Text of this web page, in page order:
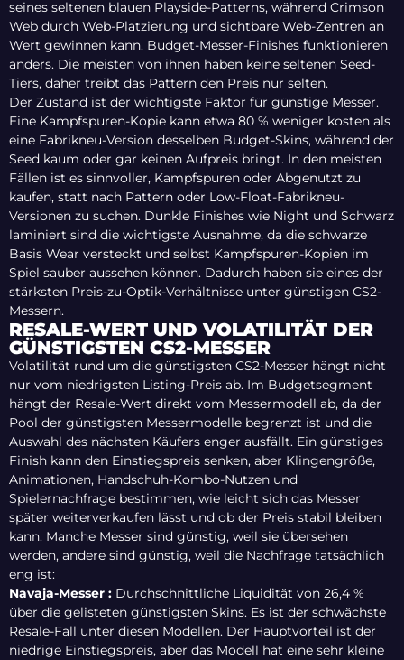
seines seltenen blauen Playside-Patterns, während Crimson
Web durch Web-Platzierung und sichtbare Web-Zentren an
Wert gewinnen kann. Budget-Messer-Finishes funktionieren
anders. Die meisten von ihnen haben keine seltenen Seed-
Tiers, daher treibt das Pattern den Preis nur selten.
Der Zustand ist der wichtigste Faktor für günstige Messer.
Eine Kampfspuren-Kopie kann etwa 80 % weniger kosten als
eine Fabrikneu-Version desselben Budget-Skins, während der
Seed kaum oder gar keinen Aufpreis bringt. In den meisten
Fällen ist es sinnvoller, Kampfspuren oder Abgenutzt zu
kaufen, statt nach Pattern oder Low-Float-Fabrikneu-
Versionen zu suchen. Dunkle Finishes wie Night und Schwarz
laminiert sind die wichtigste Ausnahme, da die schwarze
Basis Wear versteckt und selbst Kampfspuren-Kopien im
Spiel sauber aussehen können. Dadurch haben sie eines der
stärksten Preis-zu-Optik-Verhältnisse unter günstigen CS2-
Messern.
RESALE-WERT UND VOLATILITÄT DER
GÜNSTIGSTEN CS2-MESSER
Volatilität rund um die günstigsten CS2-Messer hängt nicht
nur vom niedrigsten Listing-Preis ab. Im Budgetsegment
hängt der Resale-Wert direkt vom Messermodell ab, da der
Pool der günstigsten Messermodelle begrenzt ist und die
Auswahl des nächsten Käufers enger ausfällt. Ein günstiges
Finish kann den Einstiegspreis senken, aber Klingengröße,
Animationen, Handschuh-Kombo-Nutzen und
Spielernachfrage bestimmen, wie leicht sich das Messer
später weiterverkaufen lässt und ob der Preis stabil bleiben
kann. Manche Messer sind günstig, weil sie übersehen
werden, andere sind günstig, weil die Nachfrage tatsächlich
eng ist:
Navaja-Messer : Durchschnittliche Liquidität von 26,4 %
über die gelisteten günstigsten Skins. Es ist der schwächste
Resale-Fall unter diesen Modellen. Der Hauptvorteil ist der
niedrige Einstiegspreis, aber das Modell hat eine sehr kleine